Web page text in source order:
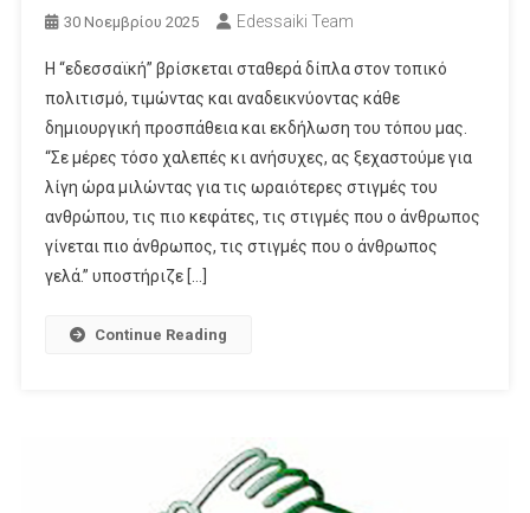
30 Νοεμβρίου 2025 Edessaiki Team
Η “εδεσσαϊκή” βρίσκεται σταθερά δίπλα στον τοπικό
πολιτισμό, τιμώντας και αναδεικνύοντας κάθε
δημιουργική προσπάθεια και εκδήλωση του τόπου μας.
“Σε µέρες τόσο χαλεπές κι ανήσυχες, ας ξεχαστούµε για
λίγη ώρα µιλώντας για τις ωραιότερες στιγµές του
ανθρώπου, τις πιο κεφάτες, τις στιγµές που ο άνθρωπος
γίνεται πιο άνθρωπος, τις στιγµές που ο άνθρωπος
γελά.” υποστήριζε […]
Continue Reading